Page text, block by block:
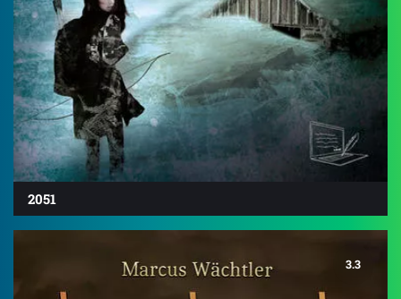
2051
3.3